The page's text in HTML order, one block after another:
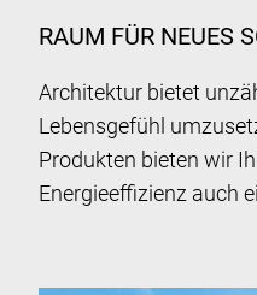
RAUM FÜR NEUES
Architektur bietet
Lebensgefühl
Produkten bieten wir
Energieeffizienz auch